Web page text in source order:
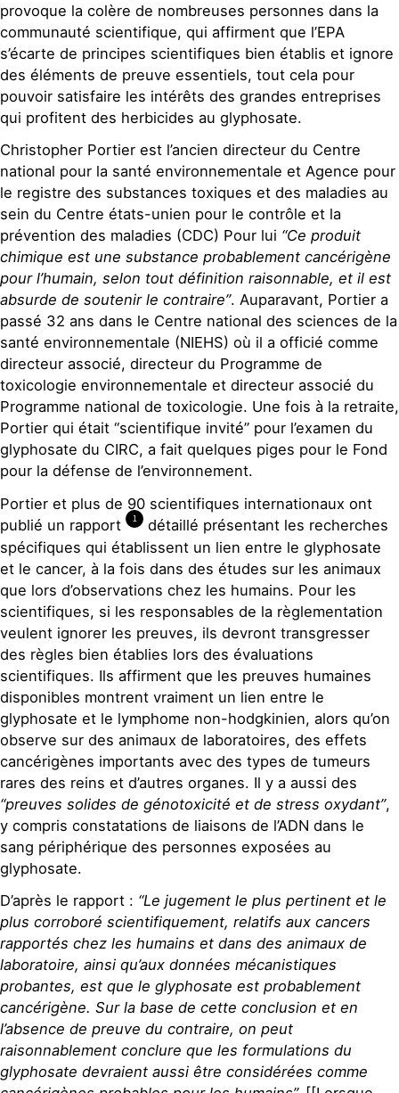
provoque la colère de nombreuses personnes dans la
communauté scientifique, qui affirment que l’EPA
s’écarte de principes scientifiques bien établis et ignore
des éléments de preuve essentiels, tout cela pour
pouvoir satisfaire les intérêts des grandes entreprises
qui profitent des herbicides au glyphosate.
Christopher Portier est l’ancien directeur du Centre
national pour la santé environnementale et Agence pour
le registre des substances toxiques et des maladies au
sein du Centre états-unien pour le contrôle et la
prévention des maladies (CDC) Pour lui “Ce produit
chimique est une substance probablement cancérigène
pour l’humain, selon tout définition raisonnable, et il est
absurde de soutenir le contraire”. Auparavant, Portier a
passé 32 ans dans le Centre national des sciences de la
santé environnementale (NIEHS) où il a officié comme
directeur associé, directeur du Programme de
toxicologie environnementale et directeur associé du
Programme national de toxicologie. Une fois à la retraite,
Portier qui était “scientifique invité” pour l’examen du
glyphosate du CIRC, a fait quelques piges pour le Fond
pour la défense de l’environnement.
Portier et plus de 90 scientifiques internationaux ont
publié un rapport
1
détaillé présentant les recherches
spécifiques qui établissent un lien entre le glyphosate
et le cancer, à la fois dans des études sur les animaux
que lors d’observations chez les humains. Pour les
scientifiques, si les responsables de la règlementation
veulent ignorer les preuves, ils devront transgresser
des règles bien établies lors des évaluations
scientifiques. Ils affirment que les preuves humaines
disponibles montrent vraiment un lien entre le
glyphosate et le lymphome non-hodgkinien, alors qu’on
observe sur des animaux de laboratoires, des effets
cancérigènes importants avec des types de tumeurs
rares des reins et d’autres organes. Il y a aussi des
“preuves solides de génotoxicité et de stress oxydant”,
y compris constatations de liaisons de l’ADN dans le
sang périphérique des personnes exposées au
glyphosate.
D’après le rapport : “Le jugement le plus pertinent et le
plus corroboré scientifiquement, relatifs aux cancers
rapportés chez les humains et dans des animaux de
laboratoire, ainsi qu’aux données mécanistiques
probantes, est que le glyphosate est probablement
cancérigène. Sur la base de cette conclusion et en
l’absence de preuve du contraire, on peut
raisonnablement conclure que les formulations du
glyphosate devraient aussi être considérées comme